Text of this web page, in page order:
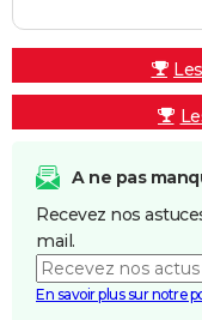
A ne pas
Recevez nos
mail.
En savoir plus sur notre